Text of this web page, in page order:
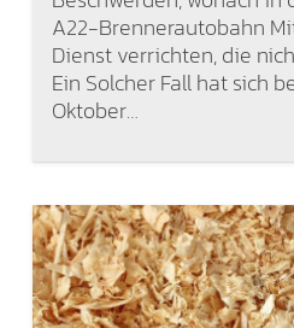
A22-Brennerautobahn
Dienst verrichten, die
Ein Solcher Fall hat sich
Oktober…